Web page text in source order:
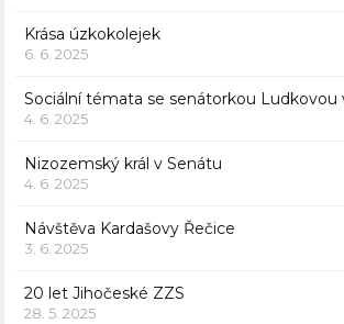
Krása úzkokolejek
6. 6. 2025
Sociální témata se senátorkou Ludkovou
4. 6. 2025
Nizozemský král v Senátu
4. 6. 2025
Návštěva Kardašovy Řečice
3. 6. 2025
20 let Jihočeské ZZS
28. 5. 2025